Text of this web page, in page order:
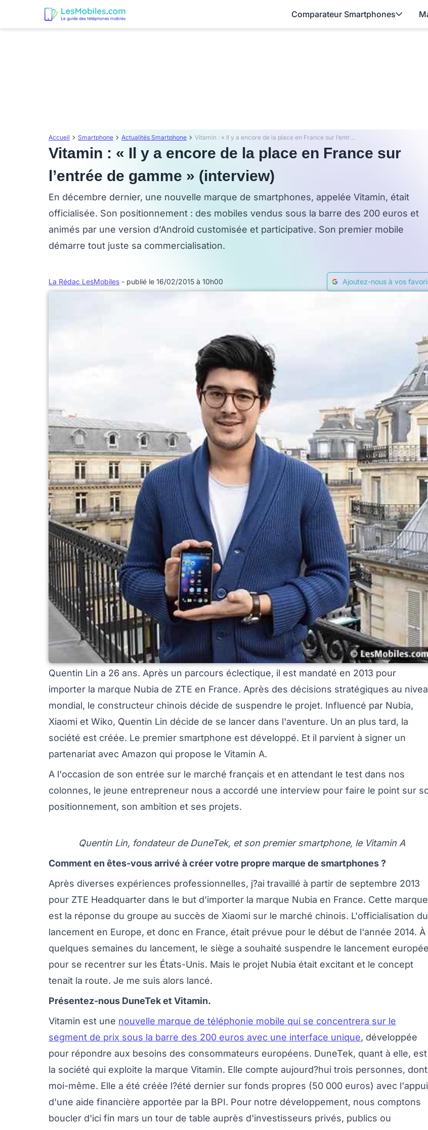
Comparateur Smartphones
Accueil Smartphone Actualités Smartphone Vitamin : « Il y a encore de la place en France sur l’entrée de gamme » (interview)
Vitamin : « Il y a encore de la place en France sur
l’entrée de gamme » (interview)
En décembre dernier, une nouvelle marque de smartphones, appelée Vitamin, était
officialisée. Son positionnement : des mobiles vendus sous la barre des 200 euros et
animés par une version d’Android customisée et participative. Son premier mobile
démarre tout juste sa commercialisation.
La Rédac LesMobiles - publié le 16/02/2015 à 10h00 Ajoutez-nous à vos
Quentin Lin a 26 ans. Après un parcours éclectique, il est mandaté en 2013 pour
importer la marque Nubia de ZTE en France. Après des décisions stratégiques au
mondial, le constructeur chinois décide de suspendre le projet. Influencé par Nubia,
Xiaomi et Wiko, Quentin Lin décide de se lancer dans l'aventure. Un an plus tard, la
société est créée. Le premier smartphone est développé. Et il parvient à signer un
partenariat avec Amazon qui propose le Vitamin A.
A l'occasion de son entrée sur le marché français et en attendant le test dans nos
colonnes, le jeune entrepreneur nous a accordé une interview pour faire le point sur
positionnement, son ambition et ses projets.
Quentin Lin, fondateur de DuneTek, et son premier smartphone, le Vitamin A
Comment en êtes-vous arrivé à créer votre propre marque de smartphones ?
Après diverses expériences professionnelles, j?ai travaillé à partir de septembre 2013
pour ZTE Headquarter dans le but d'importer la marque Nubia en France. Cette marque
est la réponse du groupe au succès de Xiaomi sur le marché chinois. L'officialisation du
lancement en Europe, et donc en France, était prévue pour le début de l'année 2014. À
quelques semaines du lancement, le siège a souhaité suspendre le lancement
pour se recentrer sur les États-Unis. Mais le projet Nubia était excitant et le concept
tenait la route. Je me suis alors lancé.
Présentez-nous DuneTek et Vitamin.
Vitamin est une nouvelle marque de téléphonie mobile qui se concentrera sur le
segment de prix sous la barre des 200 euros avec une interface unique, développée
pour répondre aux besoins des consommateurs européens. DuneTek, quant à elle, est
la société qui exploite la marque Vitamin. Elle compte aujourd?hui trois personnes, dont
moi-même. Elle a été créée l?été dernier sur fonds propres (50 000 euros) avec l'appui
d'une aide financière apportée par la BPI. Pour notre développement, nous comptons
boucler d'ici fin mars un tour de table auprès d'investisseurs privés, publics ou